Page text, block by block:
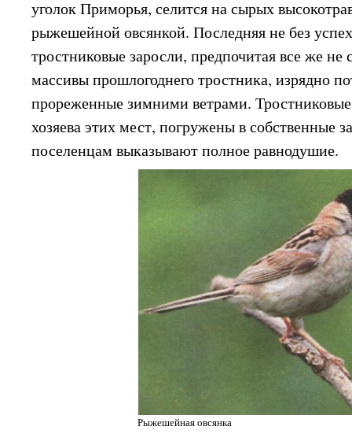
уголок Приморья, селится на сырых
рыжешейной овсянкой. Последняя не без
тростниковые заросли, предпочитая все же
массивы прошлогоднего тростника, изрядно
прореженные зимними ветрами.
хозяева этих мест, погружены в собственные
поселенцам выказывают полное равнодушие.
Рыжешейная овсянка